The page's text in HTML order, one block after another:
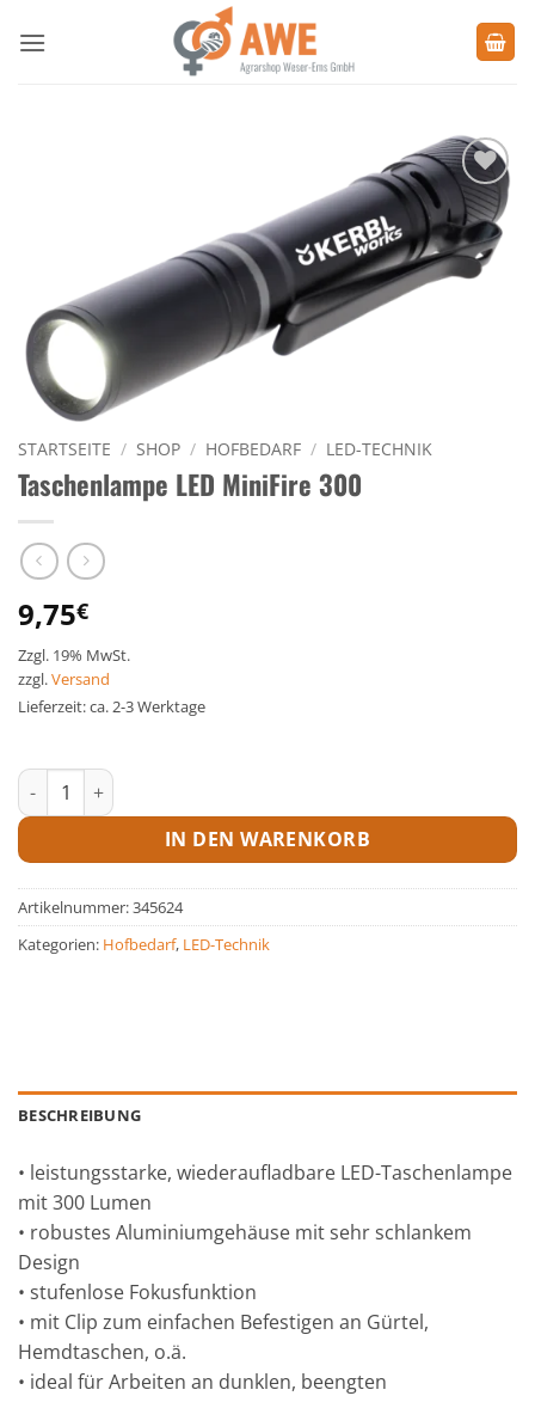
Inhalt
Zu den
Favoriten
hinzufügen
STARTSEITE / SHOP / HOFBEDARF / LED-TECHNIK
Taschenlampe LED MiniFire 300
9,75€
Zzgl. 19% MwSt.
zzgl.Versand
Lieferzeit: ca. 2-3 Werktage
Taschenlampe LED MiniFire 300 Menge
IN DEN WARENKORB
Artikelnummer:345624
Kategorien: Hofbedarf, LED-Technik
BESCHREIBUNG
• leistungsstarke, wiederaufladbare LED-Taschenlampe
mit 300 Lumen
• robustes Aluminiumgehäuse mit sehr schlankem
Design
• stufenlose Fokusfunktion
• mit Clip zum einfachen Befestigen an Gürtel,
Hemdtaschen, o.ä.
• ideal für Arbeiten an dunklen, beengten